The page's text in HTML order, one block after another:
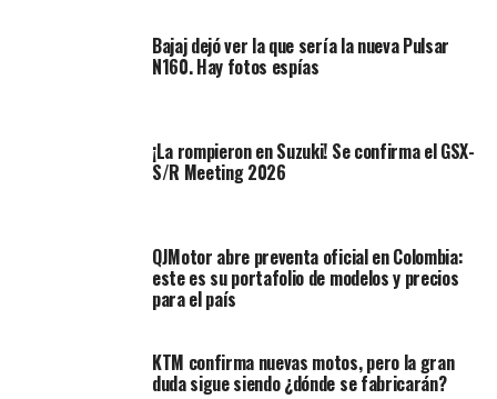
Alemana veloz con genes indios
como “Master of Street Scooter”, el mismo apodo que
Yamaha le dio al modelo MT como “Master of Torque”.
Bajaj dejó ver la que sería la nueva Pulsar
N160. Hay fotos espías
¡La rompieron en Suzuki! Se confirma el GSX-
S/R Meeting 2026
QJMotor abre preventa oficial en Colombia:
este es su portafolio de modelos y precios
para el país
KTM confirma nuevas motos, pero la gran
duda sigue siendo ¿dónde se fabricarán?